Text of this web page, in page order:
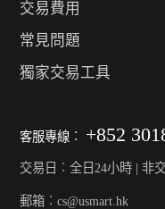
交易費用
常見問題
獨家交易工具
客服專線︰ +852
交易日︰全日24小時 | 非
郵箱︰cs@usmart.hk